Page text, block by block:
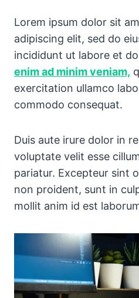
Lorem ipsum dolor sit
adipiscing elit, sed do
incididunt ut labore et
enim ad minim veniam,
exercitation ullamco
commodo consequat.
Duis aute irure dolor in
voluptate velit esse
pariatur. Excepteur sint
non proident, sunt in
mollit anim id est